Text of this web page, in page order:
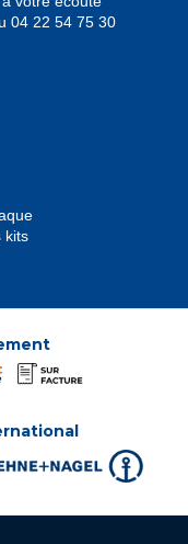
04 22 54 75 30
kits